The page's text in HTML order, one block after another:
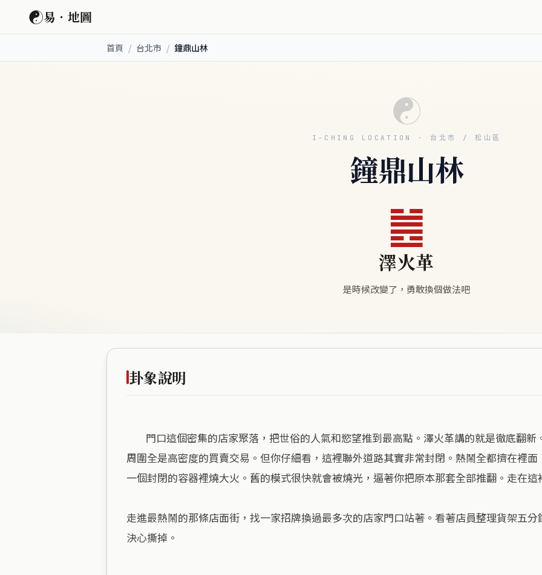
☯易．地圖
首頁 / 台北市 / 鐘鼎山林
☯
I-CHING LOCATION · 台北市 / 松山區
鐘鼎山林
䷰
澤火革
是時候改變了，勇敢換個做法吧
卦象說明
周圍全是高密度的買賣交易。但你仔細看，這裡聯外道路其實非常封閉。熱鬧全都擠在裡
一個封閉的容器裡燒大火。舊的模式很快就會被燒光，逼著你把原本那套全部推翻。走在
走進最熱鬧的那條店面街，找一家招牌換過最多次的店家門口站著。看著店員整理貨架五
決心撕掉。